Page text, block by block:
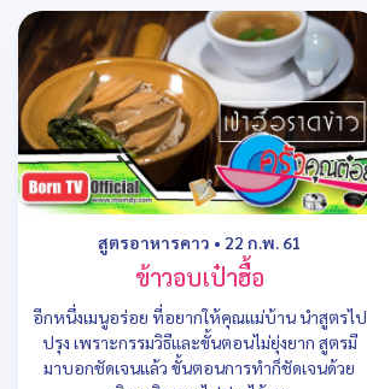
สูตรอาหารคาว • 22 ก.พ. 61
ข้าวอบเป๋าฮื้อ
อีกหนึ่งเมนูอร่อย ที่อยากให้คุณแม่บ้าน นำสูตรไป
ปรุง เพราะกรรมวิธีและขั้นตอนไม่ยุ่งยาก สูตรมี
มาบอกชัดเจนแล้ว ขั้นตอนการทำก็ชัดเจนด้วย